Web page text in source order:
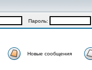
Пароль:
Новые сообщения